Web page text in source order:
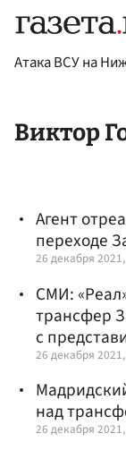
Атака ВСУ на
Виктор
Агент
переходе
26 декабря
СМИ:
трансфер
с
26 декабря
над
26 декабря